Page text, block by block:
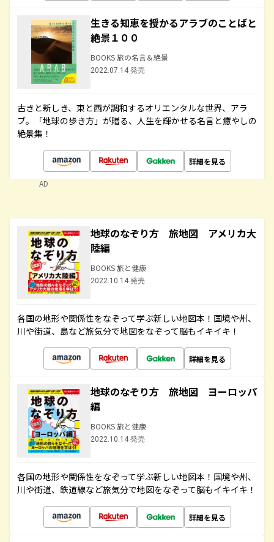
生きる知恵を授かるアラブのことばと
絶景１００
BOOKS 旅の名言＆絶景
2022.07.14 発売
古きと新しき、東と西が調和するオリエンタルな世界、アラ
ブ。「地球の歩き方」が贈る、人生を輝かせる名言と癒やしの
絶景集！
詳細を見る
AD
地球のなぞり方 旅地図 アメリカ大
陸編
BOOKS 旅と健康
2022.10.14 発売
各国の地形や関係性をなぞって学ぶ新しい地図本！国境や州、
川や街道、島など旅気分で地図をなぞって脳もイキイキ！
詳細を見る
地球のなぞり方 旅地図 ヨーロッパ
編
BOOKS 旅と健康
2022.10.14 発売
各国の地形や関係性をなぞって学ぶ新しい地図本！国境や州、
川や街道、鉄道線など旅気分で地図をなぞって脳もイキイキ！
詳細を見る